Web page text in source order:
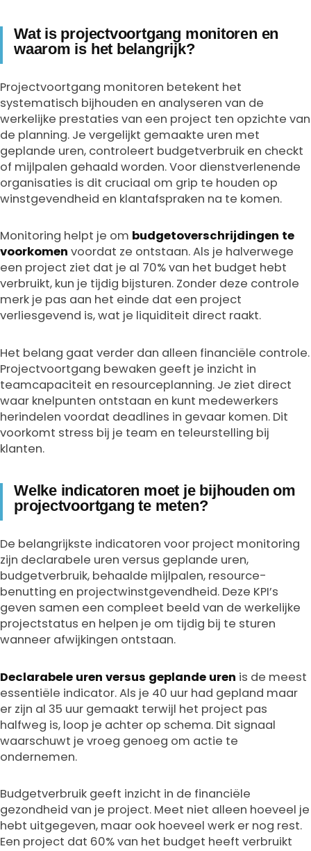
Wat is projectvoortgang monitoren en
waarom is het belangrijk?
Projectvoortgang monitoren betekent het
systematisch bijhouden en analyseren van de
werkelijke prestaties van een project ten opzichte van
de planning. Je vergelijkt gemaakte uren met
geplande uren, controleert budgetverbruik en checkt
of mijlpalen gehaald worden. Voor dienstverlenende
organisaties is dit cruciaal om grip te houden op
winstgevendheid en klantafspraken na te komen.
Monitoring helpt je om budgetoverschrijdingen te
voorkomen voordat ze ontstaan. Als je halverwege
een project ziet dat je al 70% van het budget hebt
verbruikt, kun je tijdig bijsturen. Zonder deze controle
merk je pas aan het einde dat een project
verliesgevend is, wat je liquiditeit direct raakt.
Het belang gaat verder dan alleen financiële controle.
Projectvoortgang bewaken geeft je inzicht in
teamcapaciteit en resourceplanning. Je ziet direct
waar knelpunten ontstaan en kunt medewerkers
herindelen voordat deadlines in gevaar komen. Dit
voorkomt stress bij je team en teleurstelling bij
klanten.
Welke indicatoren moet je bijhouden om
projectvoortgang te meten?
De belangrijkste indicatoren voor project monitoring
zijn declarabele uren versus geplande uren,
budgetverbruik, behaalde mijlpalen, resource-
benutting en projectwinstgevendheid. Deze KPI’s
geven samen een compleet beeld van de werkelijke
projectstatus en helpen je om tijdig bij te sturen
wanneer afwijkingen ontstaan.
Declarabele uren versus geplande uren is de meest
essentiële indicator. Als je 40 uur had gepland maar
er zijn al 35 uur gemaakt terwijl het project pas
halfweg is, loop je achter op schema. Dit signaal
waarschuwt je vroeg genoeg om actie te
ondernemen.
Budgetverbruik geeft inzicht in de financiële
gezondheid van je project. Meet niet alleen hoeveel je
hebt uitgegeven, maar ook hoeveel werk er nog rest.
Een project dat 60% van het budget heeft verbruikt